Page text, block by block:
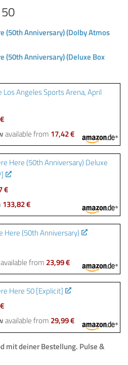
(50th Anniversary) (Dolby Atmos
(50th Anniversary) (Deluxe Box
Angeles Sports Arena, April
available from 17,42 €
Here (50th Anniversary) Deluxe
€
133,82 €
Here (50th Anniversary)
available from 23,99 €
Here 50 [Explicit]
available from 29,99 €
mit deiner Bestellung. Pulse &